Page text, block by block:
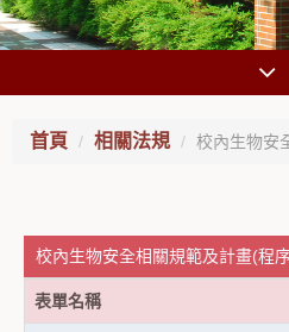
首頁 相關法規 校內生物安
校內生物安全相關規範及計畫(程
表單名稱